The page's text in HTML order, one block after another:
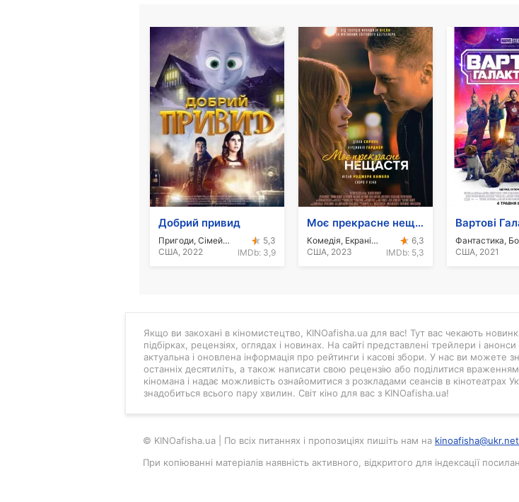
Добрий привид
Пригоди, Сімейний
США, 2022
5,3
IMDb: 3,9
Моє прекрасне нещастя
Комедія, Екранізація, Романтика
США, 2023
6,3
IMDb: 5,3
Вартові
США, 2021
Якщо ви закохані в кіномистецтво, KINOafisha.ua для вас! Тут вас чекають
підбірках, рецензіях, оглядах і новинах. На сайті представлені трейлери і
актуальна і оновлена інформація про рейтинги і касові збори. У нас ви можете
останніх десятиліть, а також написати свою рецензію або поділитися
кіномана і надає можливість ознайомитися з розкладами сеансів в
знадобиться всього пару хвилин. Світ кіно для вас з KINOafisha.ua!
© KINOafisha.ua | По всіх питаннях і пропозиціях пишіть нам на kinoafisha@ukr.net
При копіюванні матеріалів наявність активного, відкритого для індексації